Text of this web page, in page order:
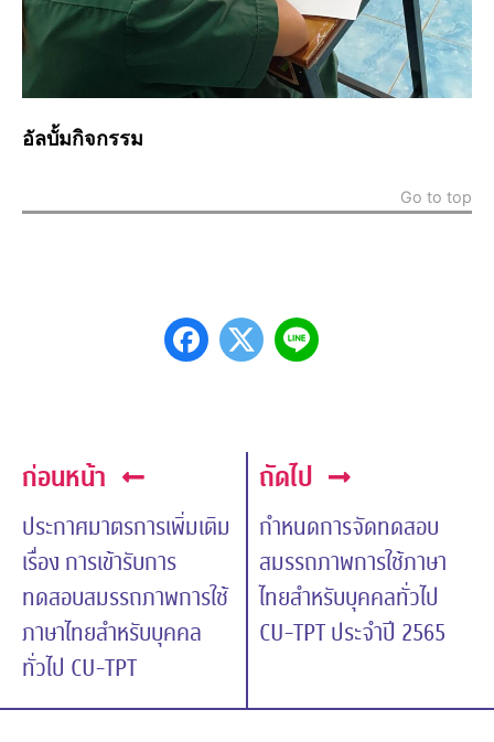
อัลบั้มกิจกรรม
Go to top
ก่อนหน้า
ประกาศมาตรการเพิ่มเติม
เรื่อง การเข้ารับการ
ทดสอบสมรรถภาพการใช้
ภาษาไทยสำหรับบุคคล
ทั่วไป CU-TPT
ถัดไป
กำหนดการจัดทดสอบ
สมรรถภาพการใช้ภาษา
ไทยสำหรับบุคคลทั่วไป
CU-TPT ประจำปี 2565